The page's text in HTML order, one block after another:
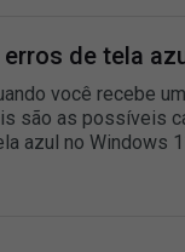
de tela
você recebe
são as possíveis
azul no Windows